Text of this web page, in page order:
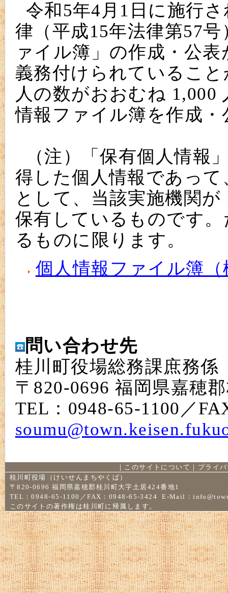
令和5年4月1日に施行
律（平成15年法律第57
ァイル簿」の作成・公表
義務付けられているこ
人の数がおおむね
情報ファイル簿を作成
（注）「保有個人情報
得した個人情報であっ
として、当該実施機関が
保有しているものです
るものに限ります。
個人情報ファイル簿（
問い合わせ先
桂川町役場総務課庶務係
〒820-0696 福岡県嘉穂
TEL：0948-65-1100／
｜ このサイトについて ｜ プライ
桂川町役場（けいせんまちやくば）
〒820-0696 福岡県嘉穂郡桂川町大字土居424番地1
TEL：0948-65-1100／FAX：0948-65-3424 E-Mail：
このサイトの著作権は桂川町に帰属します。